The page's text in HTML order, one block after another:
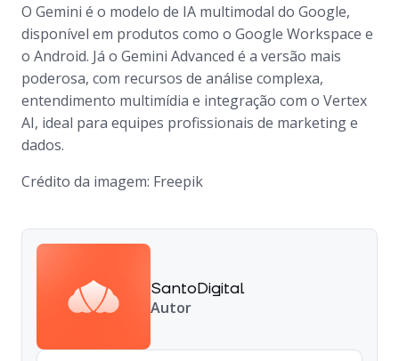
O Gemini é o modelo de IA multimodal do Google,
disponível em produtos como o Google Workspace e
o Android. Já o Gemini Advanced é a versão mais
poderosa, com recursos de análise complexa,
entendimento multimídia e integração com o Vertex
AI, ideal para equipes profissionais de marketing e
dados.
Crédito da imagem: Freepik
SantoDigital
Autor